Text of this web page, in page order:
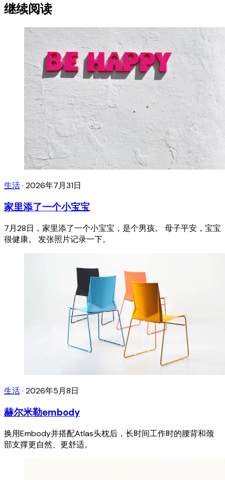
继续阅读
生活· 2026年7月31日
家里添了一个小宝宝
7月28日，家里添了一个小宝宝，是个男孩。 母子平安，宝宝
很健康。 发张照片记录一下。
生活· 2026年5月8日
赫尔米勒embody
换用Embody并搭配Atlas头枕后，长时间工作时的腰背和颈
部支撑更自然、更舒适。